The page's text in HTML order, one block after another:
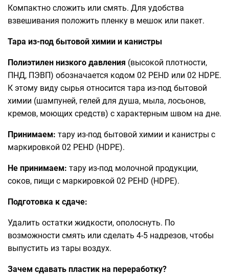
Компактно сложить или смять. Для удобства
взвешивания положить пленку в мешок или пакет.
Тара из-под бытовой химии и канистры
Полиэтилен низкого давления (высокой плотности,
ПНД, ПЭВП) обозначается кодом 02 PEHD или 02 HDPE.
К этому виду сырья относится тара из-под бытовой
химии (шампуней, гелей для душа, мыла, лосьонов,
кремов, моющих средств) с характерным швом на дне.
Принимаем: тару из-под бытовой химии и канистры с
маркировкой 02 PEHD (HDPE).
Не принимаем: тару из-под молочной продукции,
соков, пищи с маркировкой 02 PEHD (HDPE).
Подготовка к сдаче:
Удалить остатки жидкости, ополоснуть. По
возможности смять или сделать 4-5 надрезов, чтобы
выпустить из тары воздух.
Зачем сдавать пластик на переработку?